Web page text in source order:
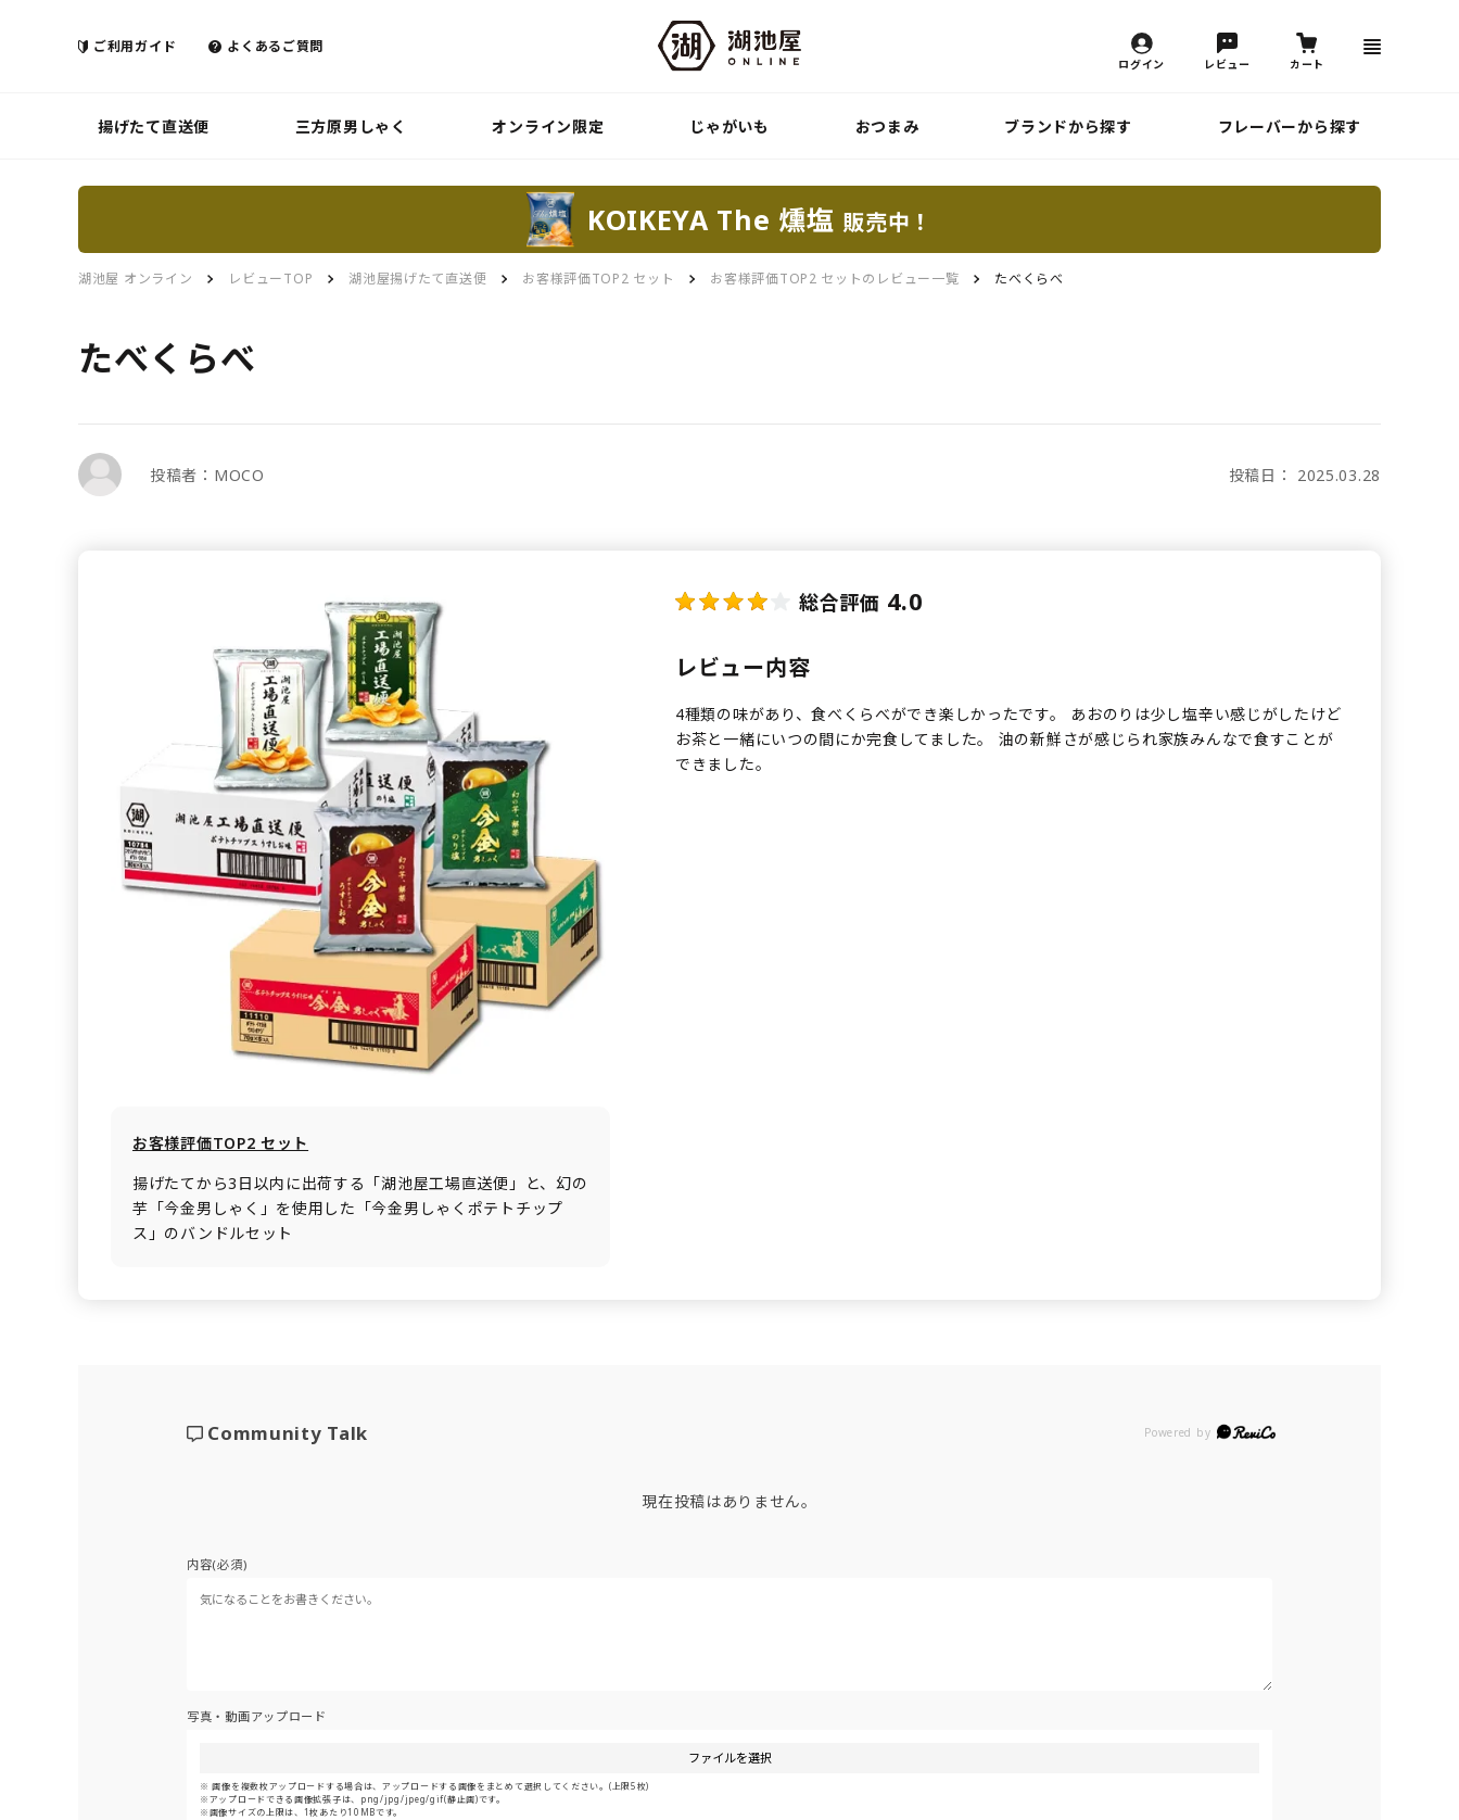
ご利用ガイド よくあるご質問
ログイン レビュー カート
揚げたて直送便 三方原男しゃく オンライン限定 じゃがいも おつまみ ブランドから探す フレーバーから探す
KOIKEYA The 燻塩 販売中！
湖池屋 オンライン レビューTOP 湖池屋揚げたて直送便 お客様評価TOP2 セット お客様評価TOP2 セットのレビュー一覧 たべくらべ
たべくらべ
投稿者：MOCO 投稿日： 2025.03.28
お客様評価TOP2 セット
揚げたてから3日以内に出荷する「湖池屋工場直送便」と、幻の
芋「今金男しゃく」を使用した「今金男しゃくポテトチップ
ス」のバンドルセット
総合評価 4.0
レビュー内容
4種類の味があり、食べくらべができ楽しかったです。 あおのりは少し塩辛い感じがしたけど
お茶と一緒にいつの間にか完食してました。 油の新鮮さが感じられ家族みんなで食すことが
できました。
Powered by
Community Talk
現在投稿はありません。
内容(必須)
写真・動画アップロード
ファイルを選択
画像を複数枚アップロードする場合は、アップロードする画像をまとめて選択してください。(上限5枚)
アップロードできる画像拡張子は、png/jpg/jpeg/gif(静止画)です。
画像サイズの上限は、1枚あたり10MBです。